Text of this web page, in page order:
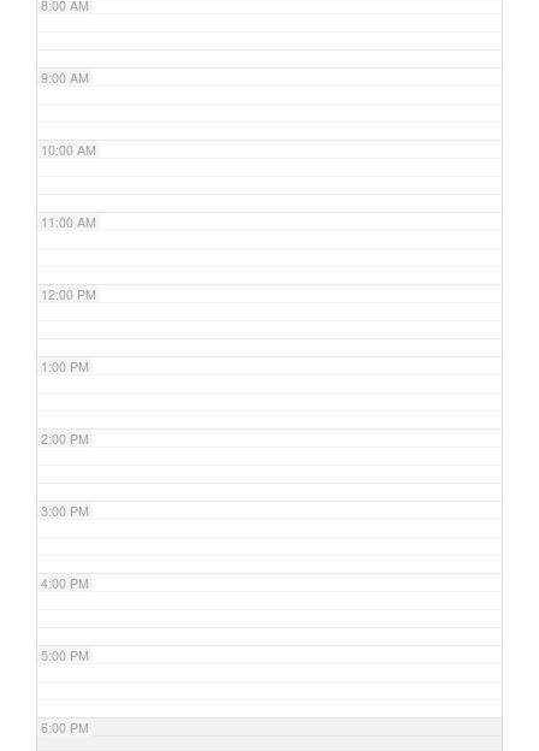
8:00 AM
9:00 AM
10:00 AM
11:00 AM
12:00 PM
1:00 PM
2:00 PM
3:00 PM
4:00 PM
5:00 PM
6:00 PM